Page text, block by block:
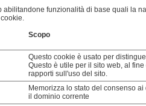
abilitandone funzionalità di base quali la
Scopo
Questo cookie è usato per
Questo è utile per il sito web, al
rapporti sull'uso del sito.
Memorizza lo stato del consenso
il dominio corrente